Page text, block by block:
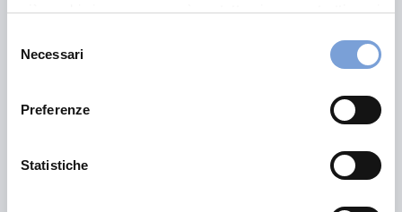
più su chi siamo, come può contattarci e come trattiamo i
può trovare nel footer del sito nella sezione "Informativa
delNecessari
Preferenze
Statistiche
Potrebbe interessarti anche: